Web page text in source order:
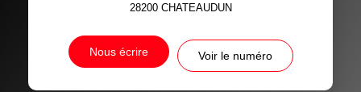
28200 CHATEAUDUN
Nous écrire Voir le numéro